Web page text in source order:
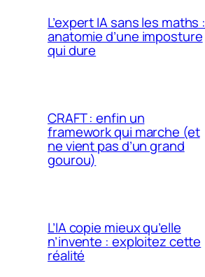
L’expert IA sans les maths :
anatomie d’une imposture
qui dure
CRAFT : enfin un
framework qui marche (et
ne vient pas d’un grand
gourou)
L’IA copie mieux qu’elle
n’invente : exploitez cette
réalité